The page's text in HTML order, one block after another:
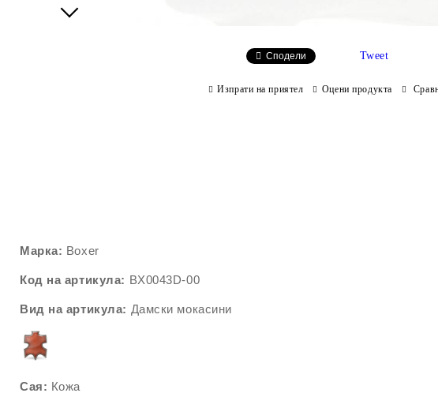
Сподели Tweet
Изпрати на приятел Оцени продукта
Марка: Boxer
Код на артикула: BX0043D-00
Вид на артикула: Дамски мокасини
Сая: Кожа